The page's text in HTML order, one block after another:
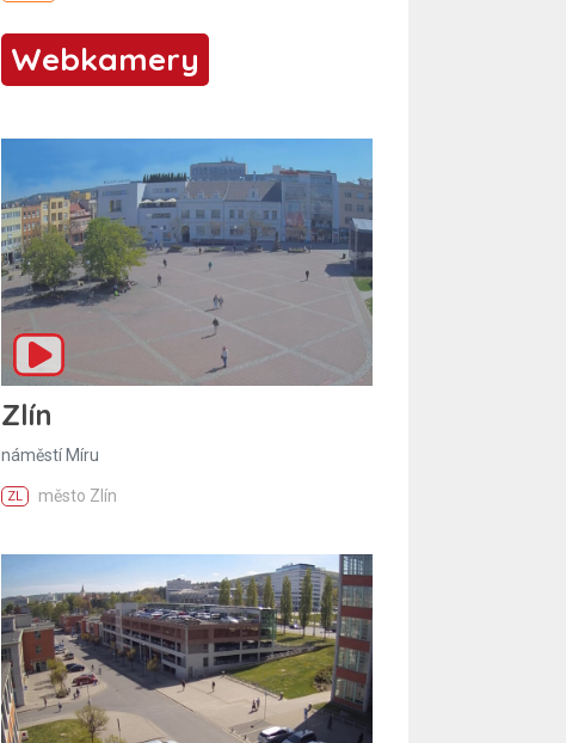
Webkamery
Zlín
náměstí Míru
ZL město Zlín